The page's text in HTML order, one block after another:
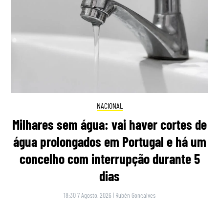
NACIONAL
Milhares sem água: vai haver cortes de
água prolongados em Portugal e há um
concelho com interrupção durante 5
dias
18:30 7 Agosto, 2026 | Rubén Gonçalves